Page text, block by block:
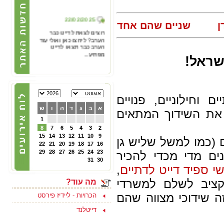
שניים שהם אחד
וחילוניים, פנויים
את השידוך המתאים
(כמו למשל שליש גן
מדי מכדי להכיר
ספיד דייט לדתיים,
לשלם למשרדי
שידוכי מצווה שהם
22/02/2025
רוצים לצאת לדייט כבר
הערב? ליחצו כאן ואולי עוד
הערב כבר תצאו לדייט
מפתיע...
22/02/2025
הכרויות לפרק ב' - קבוצת
פייסבוק תוססת ופעילה
לגרושים וגרושות שמחפשים
הכרות לפרק ב - להצטרפות
05/10/2024
צוות האתר מאחל לכם
ולמשפחתכם, שתהיה שנה
בשורות טובות, שקט ושלווה
ושכל החטופים יחזרו
במהרה לביתם
א ב ג ד ה ו ש
1
2
3
4
5
6
7
8
9
10
11
12
13
14
15
16
17
18
19
20
21
22
23
24
25
26
27
28
29
30
31
מה עוד?
הכרויות - ליידיז פירסט
דייטלנד